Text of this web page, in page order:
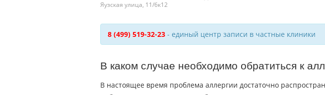
Яузская улица, 11/6к12
8 (499) 519-32-23 - единый центр записи в частные клиники
В каком случае необходимо обратиться к
В настоящее время проблема аллергии достаточно